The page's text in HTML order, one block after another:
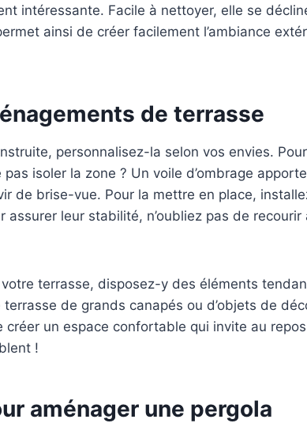
intéressante. Facile à nettoyer, elle se
ainsi de créer facilement l’ambiance
de terrasse
personnalisez-la selon vos envies.
isoler la zone ? Un voile d’ombrage
de brise-vue. Pour la mettre en place,
assurer leur stabilité, n’oubliez pas de recourir
terrasse, disposez-y des éléments
terrasse de grands canapés ou d’objets de
un espace confortable qui invite au
!
aménager une pergola